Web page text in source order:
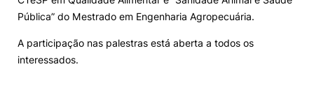
Pública” do Mestrado em Engenharia Agropecuária.
A participação nas palestras está aberta a todos os
interessados.